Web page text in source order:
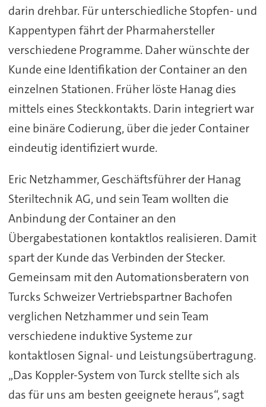
darin drehbar. Für unterschiedliche Stopfen- und
Kappentypen fährt der Pharmahersteller
verschiedene Programme. Daher wünschte der
Kunde eine Identifikation der Container an den
einzelnen Stationen. Früher löste Hanag dies
mittels eines Steckkontakts. Darin integriert war
eine binäre Codierung, über die jeder Container
eindeutig identifiziert wurde.
Eric Netzhammer, Geschäftsführer der Hanag
Steriltechnik AG, und sein Team wollten die
Anbindung der Container an den
Übergabestationen kontaktlos realisieren. Damit
spart der Kunde das Verbinden der Stecker.
Gemeinsam mit den Automationsberatern von
Turcks Schweizer Vertriebspartner Bachofen
verglichen Netzhammer und sein Team
verschiedene induktive Systeme zur
kontaktlosen Signal- und Leistungsübertragung.
„Das Koppler-System von Turck stellte sich als
das für uns am besten geeignete heraus“, sagt